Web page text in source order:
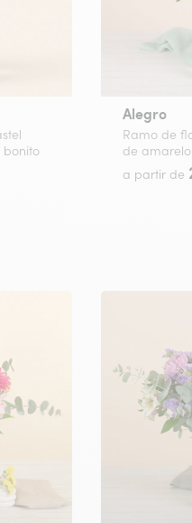
bonito
Alegro
Ramo de
de amarelo
a partir de